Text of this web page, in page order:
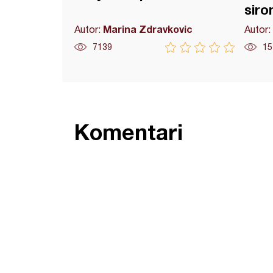
Autor: Marina Zdravkovic
7139
Autor:
Komentari